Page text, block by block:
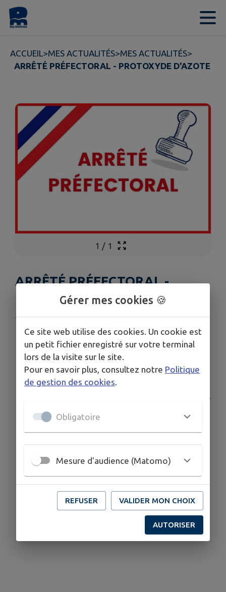
Contenu
ACCUEIL>MES ACTUALITÉS>MES ACTUALITÉS>
ARRÊTÉ PRÉFECTORAL - PROTOXYDE D'AZOTE
1 / 1
ARRÊTÉ PRÉFECTORAL -
PROTOXYDE D'AZOTE
Publié le mercredi 21 janvier 2026 - Ruy-Montceau
ARRÊTÉ n°38-2026 -01-15-00001
Règlementant la détention et la consommation
de protoxyde d'azote
sur la voie publique dans le département de l'Isère
Jusqu'au 1
Gérer mes cookies 🍪
Ce site web utilise des cookies. Un cookie est
un petit fichier enregistré sur votre terminal
lors de la visite sur le site.
Pour en savoir plus, consultez notre Politique
de gestion des cookies.
Obligatoire
Mesure d'audience (Matomo)
REFUSER VALIDER MON CHOIX
AUTORISER